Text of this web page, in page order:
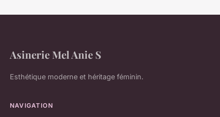
Asinerie Mel Anie S
Esthétique moderne et héritage féminin.
NAVIGATION